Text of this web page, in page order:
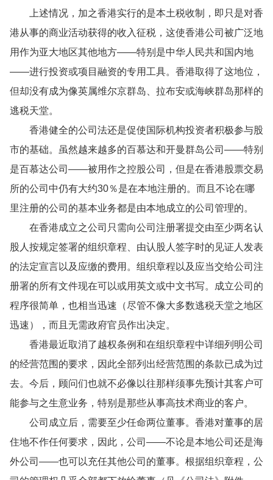
上述情况，加之香港实行的是本土税收制，即只是对香
港从事的商业活动获得的收入征税，这使香港公司被广泛地
用作为亚大地区其他地方——特别是中华人民共和国内地
——进行投资或项目融资的专用工具。香港取得了这地位，
但却没有成为像英属维尔京群岛、拉布安或海峡群岛那样的
逃税天堂。
香港健全的公司法还是促使国际机构投资者积极参与股
市的基础。虽然越来越多的百慕达和开曼群岛公司——特别
是百慕达公司——被用作之控股公司，但是在香港股票交易
所的公司中仍有大约30％是在本地注册的。而且不论在哪
里注册的公司的基本业务都是由本地成立的公司管理的。
在香港成立之公司只需向公司注册署提交由至少两名认
股人按规定签署的组织章程、由认股人签字时的见证人发表
的法定宣言以及应缴的费用。组织章程以及应当交给公司注
册署的所有文件现在可以或用英文或中文书写。成立公司的
程序很简单，也相当迅速（尽管不像大多数逃税天堂之地区
迅速），而且无需政府官员作出决定。
香港最近取消了越权条例和在组织章程中详细列明公司
的经营范围的要求，因此全部列出经营范围的条款已成为过
去。今后，顾问们也就不必像以往那样须事先预计其客户可
能参与之生意业务，特别是那些从事高技术商业的客户。
公司成立后，需要至少任命两位董事。香港对董事的居
住地不作任何要求，因此，公司——不论是本地公司还是海
外公司——也可以充任其他公司的董事。根据组织章程，公